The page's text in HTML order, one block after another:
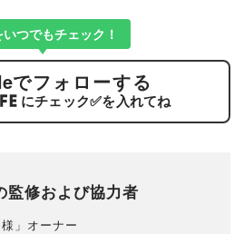
つでもチェック！
でフォローする
にチェック✅を入れてね
監修および協力者
様」オーナー